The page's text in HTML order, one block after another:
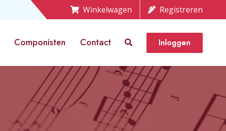
Winkelwagen Registreren
Componisten Contact Inloggen